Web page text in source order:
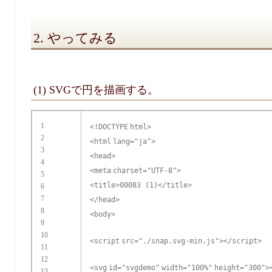
2. やってみる
(1) SVGで円を描画する。
1
2
3
4
5
6
7
8
9
10
11
12
<!DOCTYPE html>
<html lang="ja">
<head>
<meta charset="UTF-8">
<title>00083 (1)</title>
</ head>
<body>
<script src="./snap.svg-min.js"></script>
<svg id="svgdemo" width="100%" height="300"